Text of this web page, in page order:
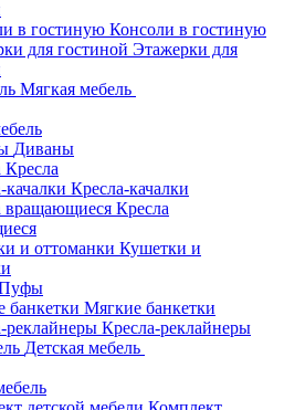
Консоли в гостиную
Этажерки для
Мягкая мебель
Диваны
Кресла
Кресла-качалки
Кресла
Кушетки и
Мягкие банкетки
Кресла-реклайнеры
Детская мебель